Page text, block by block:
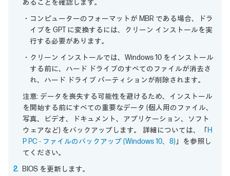
あることを確認します。
・コンピューターのフォーマットが MBR である場合、ドラ
イブを GPT に変換するには、クリーン インストールを実
行する必要があります。
・クリーン インストールでは、Windows 10 をインストール
する前に、ハード ドライブのすべてのファイルが消去さ
れ、ハード ドライブ パーティションが削除されます。
注意: データを喪失する可能性を避けるため、インストール
を開始する前にすべての重要なデータ (個人用のファイル、
写真、ビデオ、ドキュメント、アプリケーション、ソフト
ウェアなど) をバックアップします。 詳細については、「H
P PC - ファイルのバックアップ (Windows 10、8)」を参照し
てください。
BIOS を更新します。